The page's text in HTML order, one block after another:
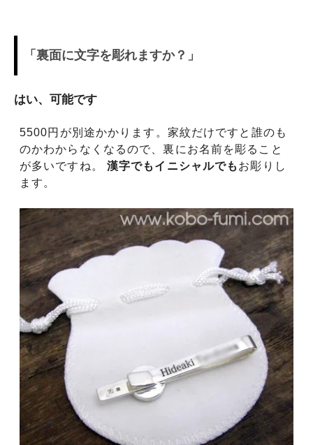
「裏面に文字を彫れますか？」
はい、可能です
5500円が別途かかります。家紋だけですと誰のも
のかわからなくなるので、裏にお名前を彫ること
が多いですね。
漢字でもイニシャルでも お彫りし
ます。